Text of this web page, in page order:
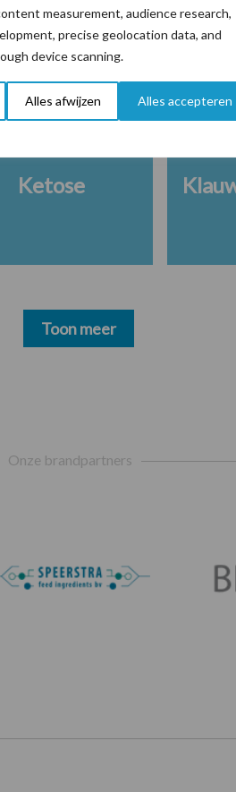
measurement, audience research,
precise geolocation data, and
device scanning.
Alles afwijzen Alles accepteren
Veevoer Wet en regelgeving
Ketose
Toon meer
Onze brandpartners